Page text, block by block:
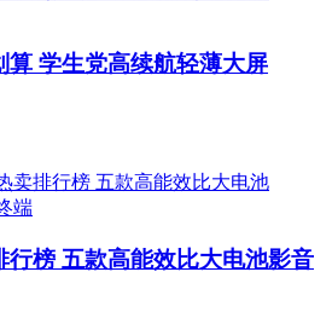
算 学生党高续航轻薄大屏
行榜 五款高能效比大电池影音